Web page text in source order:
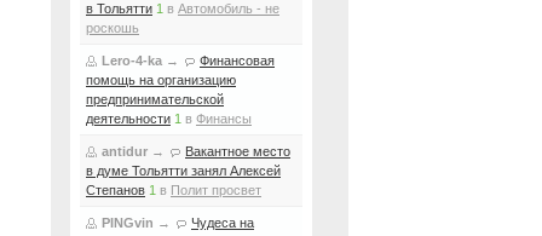
в Тольятти 1 в Автомобиль - не
роскошь
Lero-4-ka →
Финансовая
помощь на организацию
предпринимательской
деятельности 1 в Финансы
antidur →
Вакантное место
в думе Тольятти занял Алексей
Степанов 1 в Полит просвет
PINGvin →
Чудеса на